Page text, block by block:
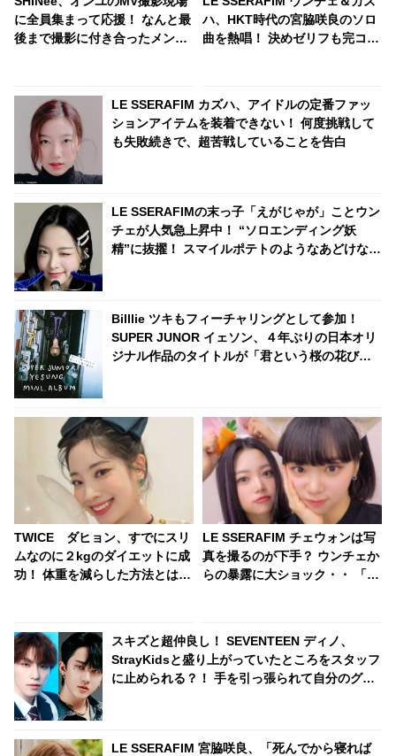
に全員集まって応援！ なんと最
後まで撮影に付き合ったメンバ
ハ、HKT時代の宮脇咲良のソロ
曲を熱唱！ 決めゼリフも完コ
「この動画毎週見てる」
LE SSERAFIM カズハ、アイドルの定番ファッ
ションアイテムを装着できない！ 何度挑戦して
も失敗続きで、超苦戦していることを告白
LE SSERAFIMの末っ子「えがじゃが」ことウン
チェが人気急上昇中！ “ソロエンディング妖
精”に抜擢！ スマイルポテトのようなあどけない
Billlie ツキもフィーチャリングとして参加！
SUPER JUNOR イェソン、４年ぶりの日本オリ
ジナル作品のタイトルが「君という桜の花びら
TWICE ダヒョン、すでにスリ
ムなのに２kgのダイエットに成
功！ 体重を減らした方法とは？
LE SSERAFIM チェウォンは写
真を撮るのが下手？ ウンチェか
らの暴露に大ショック・・ 「あ
スキズと超仲良し！ SEVENTEEN ディノ、
StrayKidsと盛り上がっていたところをスタッフ
に止められる？！ 手を引っ張られて自分のグル
LE SSERAFIM 宮脇咲良、「死んでから寝れば